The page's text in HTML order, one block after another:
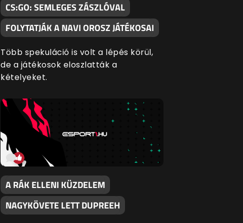
CS:GO: SEMLEGES ZÁSZLÓVAL
FOLYTATJÁK A NAVI OROSZ JÁTÉKOSAI
Több spekuláció is volt a lépés körül,
de a játékosok eloszlatták a
kételyeket.
A RÁK ELLENI KÜZDELEM
NAGYKÖVETE LETT DUPREEH